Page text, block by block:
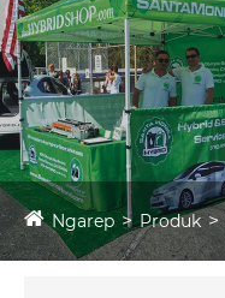
Ngarep Produk